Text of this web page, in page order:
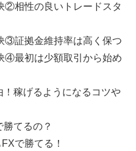
②相性の良いトレードスタ
③証拠金維持率は高く保つ
④最初は少額取引から始め
稼げるようになるコツや
てるの？
で勝てる！